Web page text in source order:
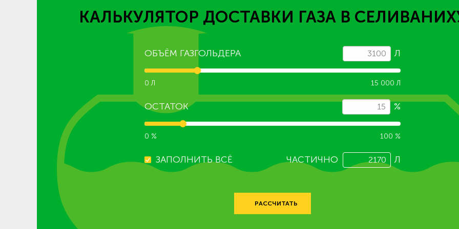
КАЛЬКУЛЯТОР ДОСТАВКИ ГАЗА В
ОБЪЁМ ГАЗГОЛЬДЕРА Л
0 Л 15 000 Л
ОСТАТОК %
0 % 100 %
ЗАПОЛНИТЬ ВСЁ ЧАСТИЧНО Л
РАССЧИТАТЬ